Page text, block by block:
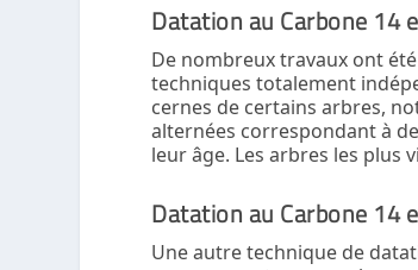
Datation au Carbone 14
De nombreux travaux ont
techniques totalement
cernes de certains arbres,
alternées correspondant à
leur âge. Les arbres les plus
Datation au Carbone 14
Une autre technique de